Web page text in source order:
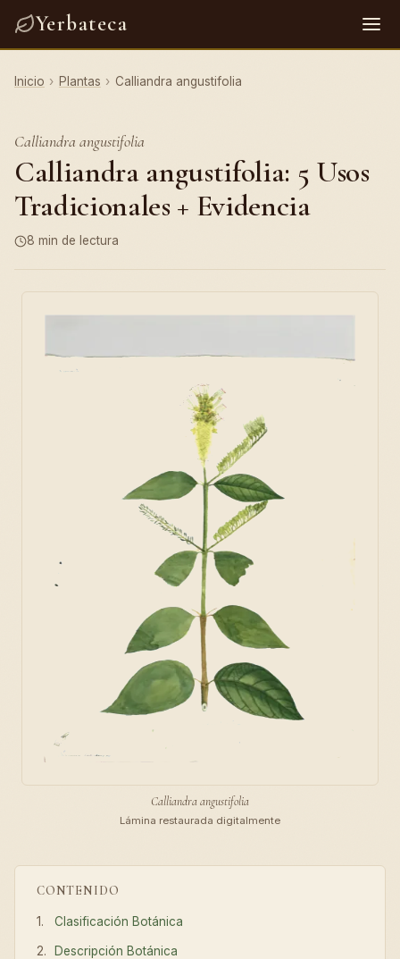
Yerbateca
Inicio › Plantas › Calliandra angustifolia
Calliandra angustifolia
Calliandra angustifolia: 5 Usos
Tradicionales + Evidencia
8 min de lectura
CONTENIDO
Clasificación Botánica
Descripción Botánica
Calliandra angustifolia
Lámina restaurada digitalmente